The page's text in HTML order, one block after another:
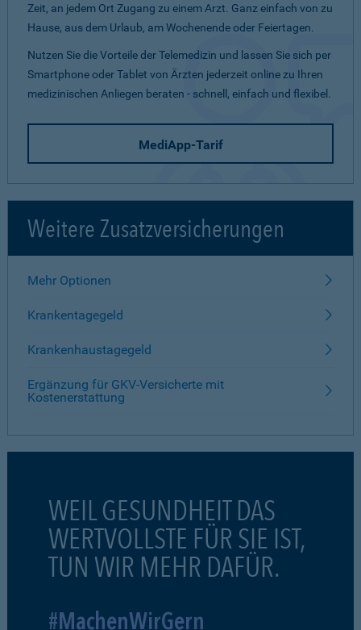
Zeit, an jedem Ort Zugang zu einem Arzt. Ganz einfach von zu
Hause, aus dem Urlaub, am Wochenende oder Feiertagen.
Nutzen Sie die Vorteile der Telemedizin und lassen Sie sich per
Smartphone oder Tablet von Ärzten jederzeit online zu Ihren
medizinischen Anliegen beraten - schnell, einfach und flexibel.
MediApp-Tarif
Weitere Zusatzversicherungen
Mehr Optionen
Krankentagegeld
Krankenhaustagegeld
Ergänzung für GKV-Versicherte mit
Kostenerstattung
WEIL GESUNDHEIT DAS
WERTVOLLSTE FÜR SIE IST,
TUN WIR MEHR DAFÜR.
#MachenWirGern